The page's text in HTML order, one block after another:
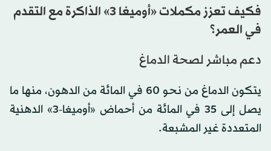
فكيف تعزز مكملات «أوميغا 3» الذاكرة مع التقدم
في العمر؟
دعم مباشر لصحة الدماغ
يتكون الدماغ من نحو 60 في المائة من الدهون، منها ما
يصل إلى 35 في المائة من أحماض «أوميغا-3» الدهنية
المتعددة غير المشبعة.